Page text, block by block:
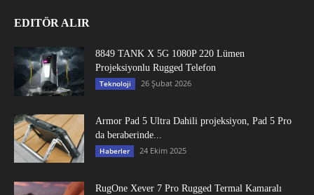
EDITÖR ALIR
8849 TANK X 5G 1080P 220 Lümen
Projeksiyonlu Rugged Telefon
Teknoloji 26 Şubat 2026
Armor Pad 5 Ultra Dahili projeksiyon, Pad 5 Pro
da beraberinde...
Haberler 24 Ekim 2025
RugOne Xever 7 Pro Rugged Termal Kamaralı